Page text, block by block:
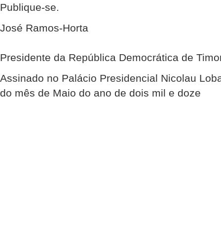
Publique-se.
José Ramos-Horta
Presidente da República Democrática de
Assinado no Palácio Presidencial Nicolau
do mês de Maio do ano de dois mil e doze